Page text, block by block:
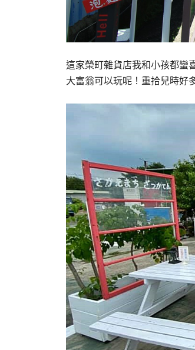
這家榮町雜貨店我和小孩都蠻
大富翁可以玩呢！重拾兒時好